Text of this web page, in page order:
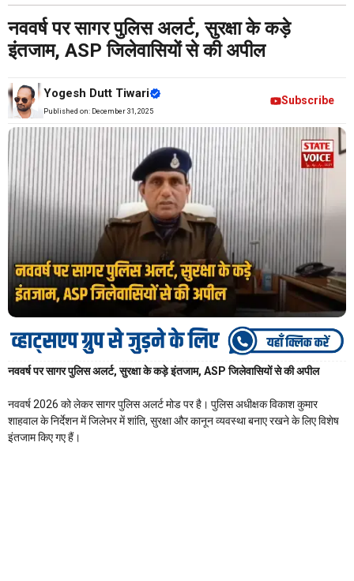
ASP जिलेवासियों से की अपील
नववर्ष पर सागर पुलिस अलर्ट, सुरक्षा के कड़े
इंतजाम, ASP जिलेवासियों से की अपील
Yogesh Dutt Tiwari
Published on: December 31, 2025
Subscribe
नववर्ष पर सागर पुलिस अलर्ट, सुरक्षा के कड़े इंतजाम, ASP जिलेवासियों से की अपील
नववर्ष 2026 को लेकर सागर पुलिस अलर्ट मोड पर है। पुलिस अधीक्षक विकाश कुमार
शाहवाल के निर्देशन में जिलेभर में शांति, सुरक्षा और कानून व्यवस्था बनाए रखने के लिए विशेष
इंतजाम किए गए हैं।